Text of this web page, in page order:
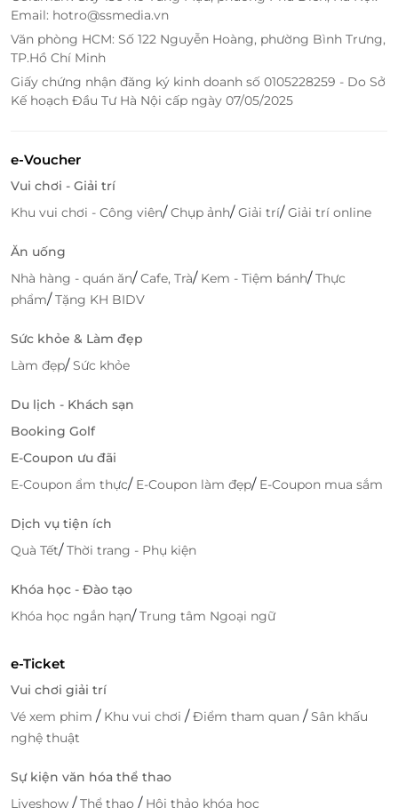
Email: hotro@ssmedia.vn
Văn phòng HCM: Số 122 Nguyễn Hoàng, phường Bình Trưng,
TP.Hồ Chí Minh
Giấy chứng nhận đăng ký kinh doanh số 0105228259 - Do Sở
Kế hoạch Đầu Tư Hà Nội cấp ngày 07/05/2025
e-Voucher
Vui chơi - Giải trí
Khu vui chơi - Công viên/Chụp ảnh/Giải trí/Giải trí online
Ăn uống
Nhà hàng - quán ăn/Cafe, Trà/ Kem - Tiệm bánh/Thực
phẩm/Tặng KH BIDV
Sức khỏe & Làm đẹp
Làm đẹp/Sức khỏe
Du lịch - Khách sạn
Booking Golf
E-Coupon ưu đãi
E-Coupon ẩm thực/ E-Coupon làm đẹp/ E-Coupon mua sắm
Dịch vụ tiện ích
Quà Tết/Thời trang - Phụ kiện
Khóa học - Đào tạo
Khóa học ngắn hạn/Trung tâm Ngoại ngữ
e-Ticket
Vui chơi giải trí
Vé xem phim / Khu vui chơi /Điểm tham quan /Sân khấu
nghệ thuật
Sự kiện văn hóa thể thao
Liveshow /Thể thao / Hội thảo khóa học